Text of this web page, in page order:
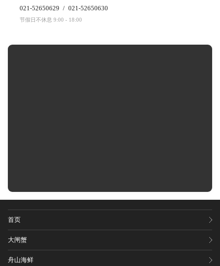
021-52650629 / 021-52650630
节假日不休息 9:00 - 18:00
首页
大闸蟹
舟山海鲜